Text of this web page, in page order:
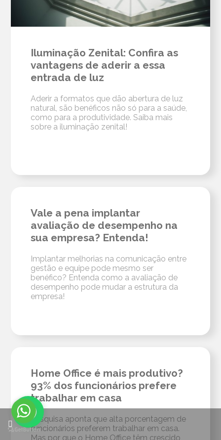
Iluminação Zenital: Confira as
vantagens de aderir a essa
entrada de luz
Aderir a formatos que dão abertura de luz
natural, são benéficos não só para a saúde,
como para a produtividade. Saiba mais
sobre a iluminação zenital!
Vale a pena implantar
avaliação de desempenho na
sua empresa? Entenda!
Implantar melhorias na comunicação entre
gestão e equipe pode mesmo ser
benéfico? Entenda como a avaliação de
desempenho pode mudar a estrutura da
empresa!
Home Office é mais produtivo?
93% dos funcionários prefere
trabalhar em casa
Pesquisa aponta que alta porcentagem de
funcionários preferem trabalhar em casa.
Mas por que o Home Office têm crescido